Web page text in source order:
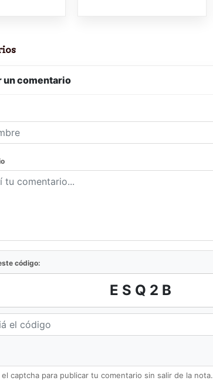
un comentario
código:
ESQ2B
el captcha para publicar tu comentario sin salir de la nota.